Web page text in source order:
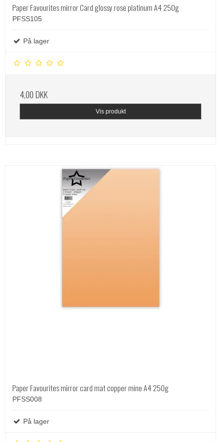
Paper Favourites mirror Card glossy rose platinum A4 250g
PFSS105
På lager
4,00 DKK
Vis produkt
Paper Favourites mirror card mat copper mine A4 250g
PFSS008
På lager